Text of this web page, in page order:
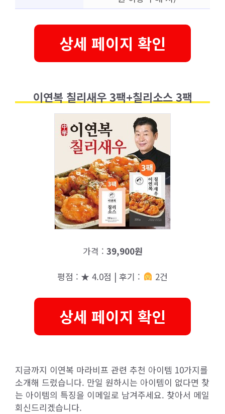
상세 페이지 확인
이연복 칠리새우 3팩+칠리소스 3팩
가격 : 39,900원
평점 : ★ 4.0점 | 후기 : 2건
상세 페이지 확인
지금까지 이연복 마라비프 관련 추천 아이템 10가지를
소개해 드렸습니다. 만일 원하시는 아이템이 없다면 찾
는 아이템의 특징을 이메일로 남겨주세요. 찾아서 메일
회신드리겠습니다.